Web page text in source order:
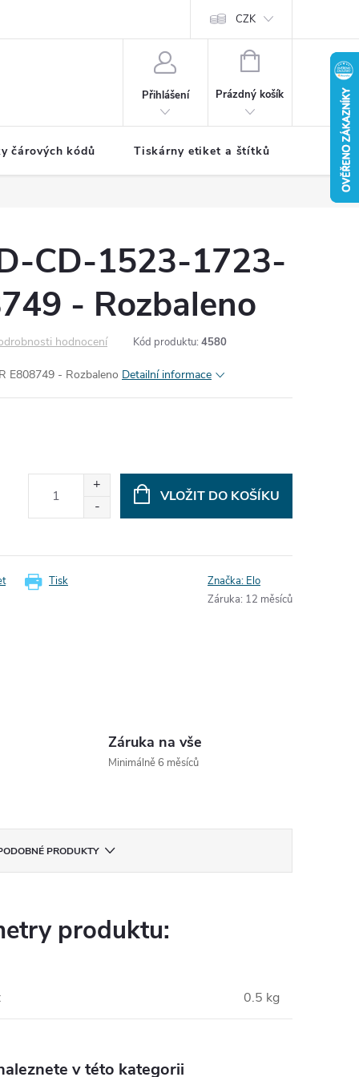
CZK
Přihlášení
NÁKUPNÍ
Prázdný košík
čárových kódů Tiskárny etiket a štítků
CD-1523-1723-
- Rozbaleno
hodnocení Kód produktu: 4580
E808749 - Rozbaleno Detailní informace
VLOŽIT DO KOŠÍKU
Tisk Značka: Elo
Záruka: 12 měsíců
Záruka na vše
Minimálně 6 měsíců
PRODUKTY
produktu:
0.5 kg
v této kategorii